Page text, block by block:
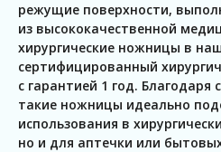
режущие поверхности,
из высококачественной
хирургические ножницы в
сертифицированный
с гарантией 1 год. Благодаря
такие ножницы идеально
использования в
но и для аптечки или